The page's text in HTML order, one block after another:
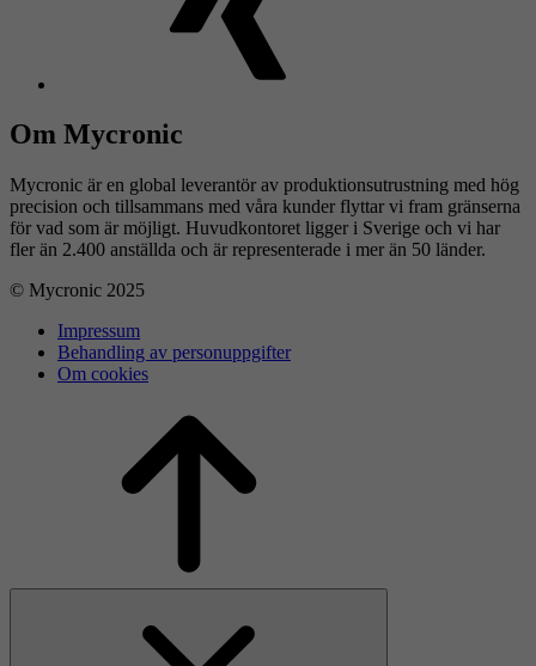
Om Mycronic
Mycronic är en global leverantör av produktionsutrustning med hög
precision och tillsammans med våra kunder flyttar vi fram gränserna
för vad som är möjligt. Huvudkontoret ligger i Sverige och vi har
fler än 2.400 anställda och är representerade i mer än 50 länder.
© Mycronic 2025
Impressum
Behandling av personuppgifter
Om cookies